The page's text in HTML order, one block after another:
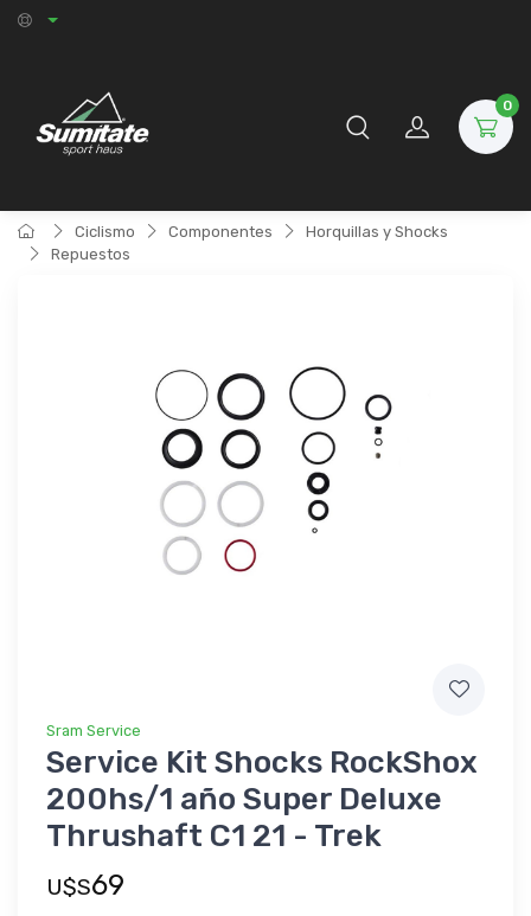
0
Ciclismo Componentes
Horquillas y Shocks
Repuestos
Sram Service
Service Kit Shocks RockShox
200hs/1 año Super Deluxe
Thrushaft C1 21 - Trek
U$S69